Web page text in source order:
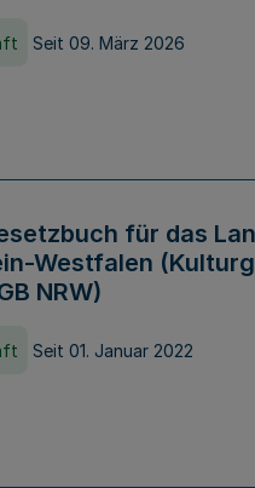
Seit 09. März 2026
für das
Westfalen
NRW)
Seit 01. Januar 2022